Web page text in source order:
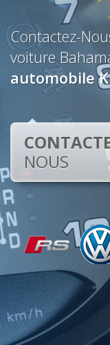
Contactez-
voiture
automobile
NOUS